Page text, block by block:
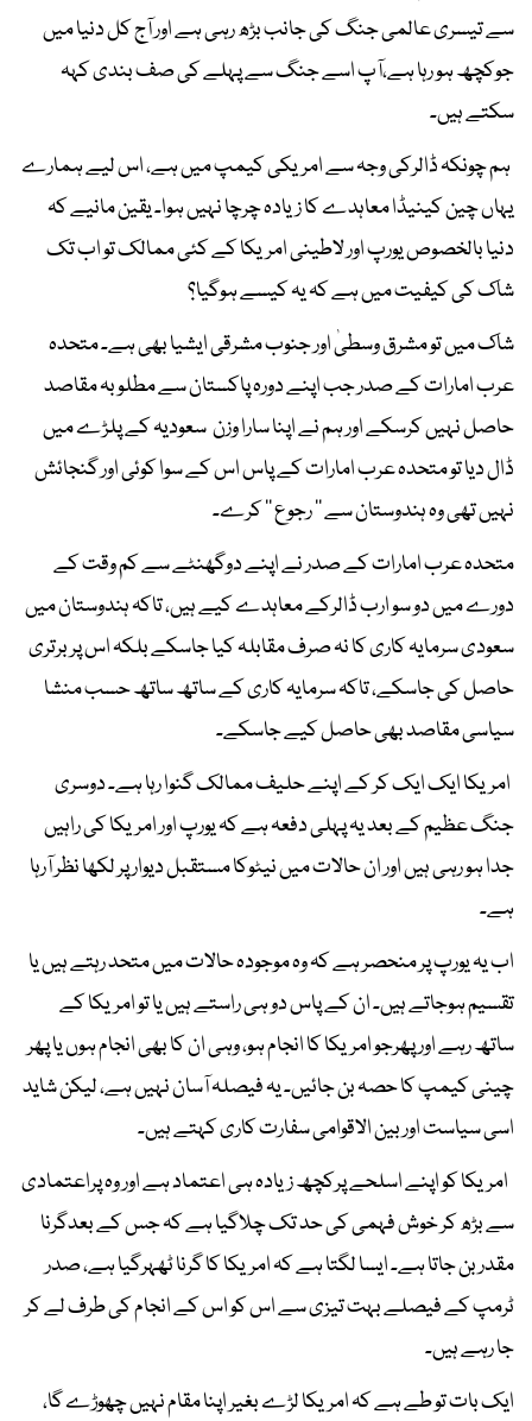
سے تیسری عالمی جنگ کی جانب بڑھ رہی ہے اور آج کل دنیا میں
جوکچھ ہو رہا ہے،آپ اسے جنگ سے پہلے کی صف بندی کہہ
سکتے ہیں۔
ہم چونکہ ڈالرکی وجہ سے امریکی کیمپ میں ہے، اس لیے ہمارے
یہاں چین کینیڈا معاہدے کا زیادہ چرچا نہیں ہوا۔ یقین مانیے کہ
دنیا بالخصوص یورپ اور لاطینی امریکا کے کئی ممالک تو اب تک
شاک کی کیفیت میں ہے کہ یہ کیسے ہوگیا؟
شاک میں تو مشرق وسطیٰ اور جنوب مشرقی ایشیا بھی ہے۔ متحدہ
عرب امارات کے صدر جب اپنے دورہ پاکستان سے مطلوبہ مقاصد
حاصل نہیں کرسکے اور ہم نے اپنا سارا وزن سعودیہ کے پلڑے میں
ڈال دیا تو متحدہ عرب امارات کے پاس اس کے سوا کوئی اور گنجائش
نہیں تھی وہ ہندوستان سے ’’ رجوع ‘‘ کرے۔
متحدہ عرب امارات کے صدر نے اپنے دوگھنٹے سے کم وقت کے
دورے میں دو سو ارب ڈالرکے معاہدے کیے ہیں، تاکہ ہندوستان میں
سعودی سرمایہ کاری کا نہ صرف مقابلہ کیا جاسکے بلکہ اس پر برتری
حاصل کی جاسکے، تاکہ سرمایہ کاری کے ساتھ ساتھ حسب منشا
سیاسی مقاصد بھی حاصل کیے جاسکے۔
امریکا ایک ایک کر کے اپنے حلیف ممالک گنوا رہا ہے۔ دوسری
جنگ عظیم کے بعد یہ پہلی دفعہ ہے کہ یورپ اور امریکا کی راہیں
جدا ہو رہی ہیں اور ان حالات میں نیٹوکا مستقبل دیوار پر لکھا نظر آرہا
ہے۔
اب یہ یورپ پر منحصر ہے کہ وہ موجودہ حالات میں متحد رہتے ہیں یا
تقسیم ہوجاتے ہیں۔ ان کے پاس دو ہی راستے ہیں یا تو امریکا کے
ساتھ رہے اور پھرجو امریکا کا انجام ہو، وہی ان کا بھی انجام ہوں یا پھر
چینی کیمپ کا حصہ بن جائیں۔ یہ فیصلہ آسان نہیں ہے، لیکن شاید
اسی سیاست اور بین الاقوامی سفارت کاری کہتے ہیں۔
امریکا کو اپنے اسلحے پرکچھ زیادہ ہی اعتماد ہے اور وہ پراعتمادی
سے بڑھ کر خوش فہمی کی حد تک چلاگیا ہے کہ جس کے بعدگرنا
مقدر بن جاتا ہے۔ ایسا لگتا ہے کہ امریکا کا گرنا ٹھہرگیا ہے، صدر
ٹرمپ کے فیصلے بہت تیزی سے اس کو اس کے انجام کی طرف لے کر
جا رہے ہیں۔
ایک بات تو طے ہے کہ امریکا لڑے بغیر اپنا مقام نہیں چھوڑے گا،